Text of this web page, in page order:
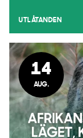
UTLÅTANDEN
14
AUG.